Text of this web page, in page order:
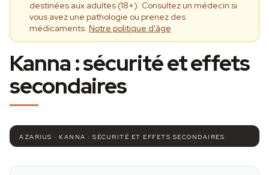
destinées aux adultes (18+). Consultez un médecin si
vous avez une pathologie ou prenez des
médicaments. Notre politique d'âge
Kanna : sécurité et effets
secondaires
AZARIUS · KANNA : SÉCURITÉ ET EFFETS SECONDAIRES